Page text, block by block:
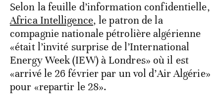
Selon la feuille d’information confidentielle,
Africa Intelligence, le patron de la
compagnie nationale pétrolière algérienne
«était l’invité surprise de l’International
Energy Week (IEW) à Londres» où il est
«arrivé le 26 février par un vol d’Air Algérie»
pour «repartir le 28».